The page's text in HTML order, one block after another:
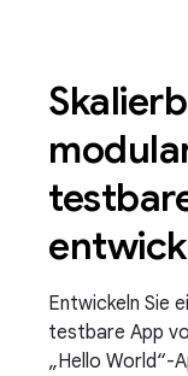
Entwickeln Sie
testbare App
„Hello World“-